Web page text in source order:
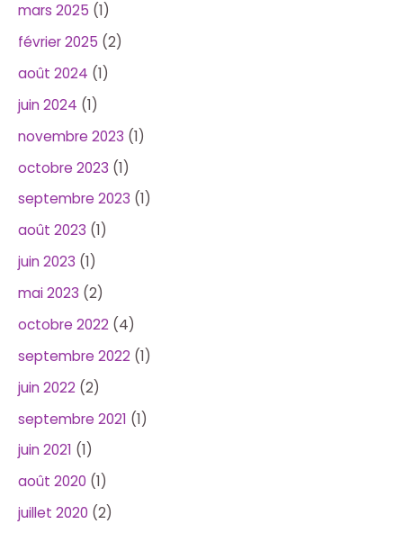
mars 2025 (1)
février 2025 (2)
août 2024 (1)
juin 2024 (1)
novembre 2023 (1)
octobre 2023 (1)
septembre 2023 (1)
août 2023 (1)
juin 2023 (1)
mai 2023 (2)
octobre 2022 (4)
septembre 2022 (1)
juin 2022 (2)
septembre 2021 (1)
juin 2021 (1)
août 2020 (1)
juillet 2020 (2)